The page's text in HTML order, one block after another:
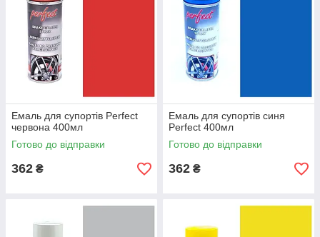
Емаль для супортів Perfect
червона 400мл
Готово до відправки
362 ₴
Емаль для супортів синя
Perfect 400мл
Готово до відправки
362 ₴